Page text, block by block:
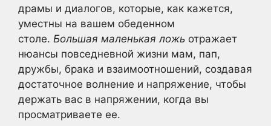
драмы и диалогов, которые, как кажется,
уместны на вашем обеденном
столе. Большая маленькая ложь отражает
нюансы повседневной жизни мам, пап,
дружбы, брака и взаимоотношений, создавая
достаточное волнение и напряжение, чтобы
держать вас в напряжении, когда вы
просматриваете ее.